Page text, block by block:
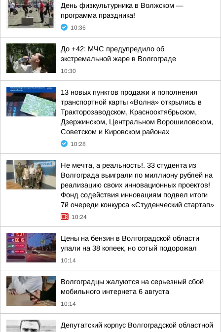
День физкультурника в Волжском —
программа праздника!
10:36
До +42: МЧС предупредило об
экстремальной жаре в Волгограде
10:30
13 новых пунктов продажи и пополнения
транспортной карты «Волна» открылись в
Тракторозаводском, Краснооктябрьском,
Дзержинском, Центральном Ворошиловском,
Советском и Кировском районах
10:28
Не мечта, а реальность!. 33 студента из
Волгограда выиграли по миллиону рублей на
реализацию своих инновационных проектов!
Фонд содействия инновациям подвел итоги
7й очереди конкурса «Студенческий стартап»
10:24
Цены на бензин в Волгоградской области
упали на 38 копеек, но сотый подорожал
10:14
Волгоградцы жалуются на серьезный сбой
мобильного интернета 6 августа
10:14
Депутатский корпус Волгоградской областной